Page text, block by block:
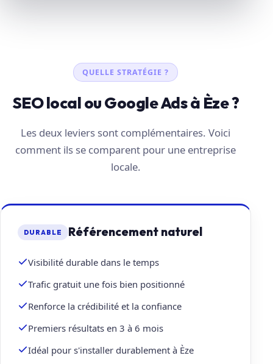
QUELLE STRATÉGIE ?
SEO local ou Google Ads à Èze ?
Les deux leviers sont complémentaires. Voici
comment ils se comparent pour une entreprise
locale.
DURABLE Référencement naturel
Visibilité durable dans le temps
Trafic gratuit une fois bien positionné
Renforce la crédibilité et la confiance
Premiers résultats en 3 à 6 mois
Idéal pour s'installer durablement à Èze